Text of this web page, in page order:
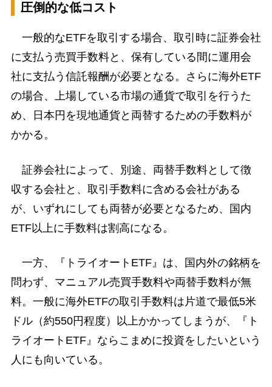
圧倒的な低コスト
一般的なETFを取引する場合、取引時に証券会社
に支払う売買手数料と、保有している間に運用会
社に支払う信託報酬が必要となる。さらに海外ETF
の場合、上場している市場の通貨で取引を行うた
め、日本円を現地通貨と両替するための手数料が
かかる。
証券会社によって、別途、両替手数料として徴
収する会社と、取引手数料に含める会社がある
が、いずれにしても両替が必要となるため、国内
ETF以上に手数料は割高になる。
一方、『トライオートETF』は、国内外の銘柄を
問わず、マニュアル売買手数料や両替手数料が無
料。一般に海外ETFの取引手数料は片道で最低5米
ドル（約550円程度）以上かかってしまうが、『ト
ライオートETF』ならこまめに投資をしたいという
人にも向いている。